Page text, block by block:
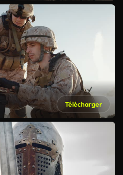
Télécharger